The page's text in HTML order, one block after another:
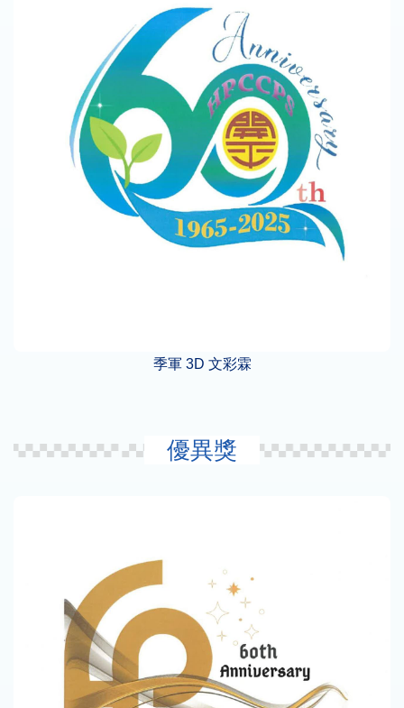
季軍 3D 文彩霖
優異獎